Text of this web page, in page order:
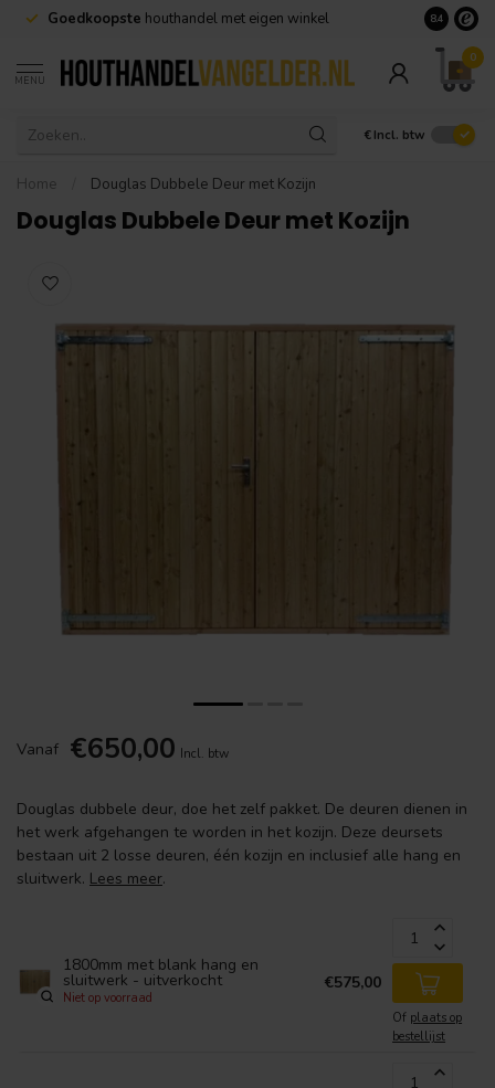
Goedkoopste houthandel met eigen winkel Geen
8.4
MENU
0
€ Incl. btw
Home Douglas Dubbele Deur met Kozijn
Douglas Dubbele Deur met Kozijn
Vanaf €650,00 Incl. btw
Douglas dubbele deur, doe het zelf pakket. De deuren dienen in
het werk afgehangen te worden in het kozijn. Deze deursets
bestaan uit 2 losse deuren, één kozijn en inclusief alle hang en
sluitwerk. Lees meer.
1800mm met blank hang en
sluitwerk - uitverkocht
Niet op voorraad
€575,00
Of plaats op
bestellijst